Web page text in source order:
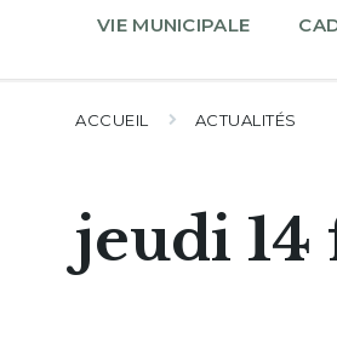
VIE MUNICIPALE
ACCUEIL ACTUALITÉS
jeudi 14